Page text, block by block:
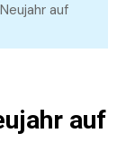
auf
auf